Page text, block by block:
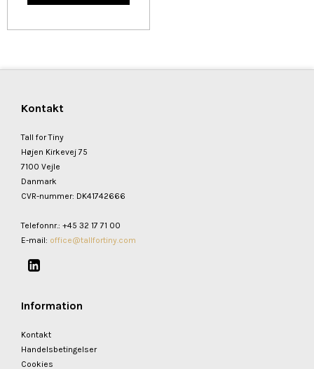
Kontakt
Tall for Tiny
Højen Kirkevej 75
7100 Vejle
Danmark
CVR-nummer: DK41742666
Telefonnr.: +45 32 17 71 00
E-mail: office@tallfortiny.com
Information
Kontakt
Handelsbetingelser
Cookies